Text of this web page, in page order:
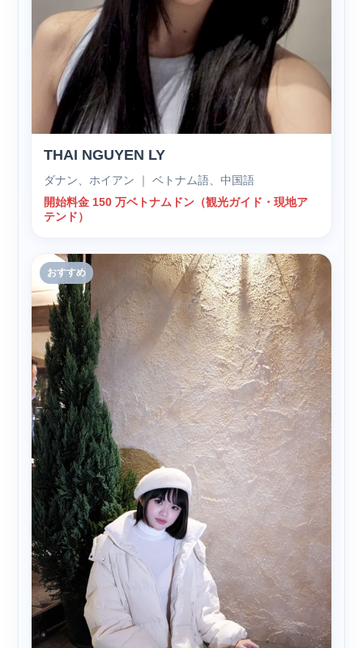
THAI NGUYEN LY
ダナン、ホイアン ｜ ベトナム語、中国語
開始料金 150 万ベトナムドン（観光ガイド・現地ア
テンド）
おすすめ